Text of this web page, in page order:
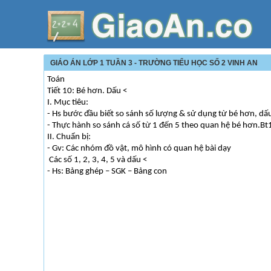
GIÁO ÁN LỚP 1 TUẦN 3 - TRƯỜNG TIỂU HỌC SỐ 2 VINH AN
Toán
Tiết 10: Bé hơn. Dấu <
I. Mục tiêu:
- Hs bước đầu biết so sánh số lượng & sử dụng từ bé hơn,
- Thực hành so sánh cá số từ 1 đến 5 theo quan hệ bé
II. Chuẩn bị:
- Gv: Các nhóm đồ vật, mô hình có quan hệ bài dạy
Các số 1, 2, 3, 4, 5 và dấu <
- Hs: Bảng ghép – SGK – Bảng con